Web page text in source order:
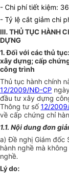
- Chi phí tiết kiệm:
- Tỷ lệ cắt giảm chi
III. THỦ TỤC HÀNH
DỰNG
1. Đối với các thủ
xây dựng; cấp
công trình
Thủ tục hành chính
12/2009/NĐ-CP
đầu tư xây dựng
Thông tư số12/
về cấp chứng chỉ
1.1. Nội dung đơn
a) Đề nghị Giám
hành nghề mà
nghề.
Lý do: